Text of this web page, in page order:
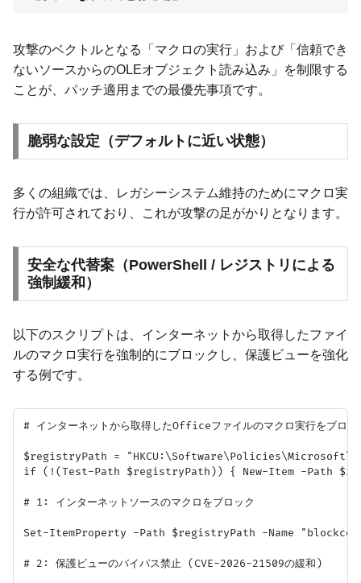
攻撃のベクトルとなる「マクロの実行」および「信頼でき
ないソースからのOLEオブジェクト読み込み」を制限する
ことが、パッチ適用までの最優先事項です。
脆弱な設定（デフォルトに近い状態）
多くの組織では、レガシーシステム維持のためにマクロ実
行が許可されており、これが攻撃の足がかりとなります。
安全な代替案（PowerShell / レジストリによる
強制緩和）
以下のスクリプトは、インターネットから取得したファイ
ルのマクロ実行を強制的にブロックし、保護ビューを強化
する例です。
# インターネットから取得したOfficeファイルのマクロ実行をブロ
$registryPath =
if (!(Test-Path $registryPath)) { New-Item -Path
# 1: インターネットソースのマクロをブロック
Set-ItemProperty -Path $registryPath -Name
# 2: 保護ビューのバイパス禁止 (CVE-2026-21509の緩和)